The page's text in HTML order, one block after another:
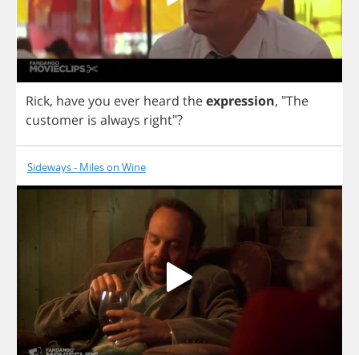
Rick, haveyou ever heard theexpression, "The
customer is always right"?
Sideways - Miles on Wine